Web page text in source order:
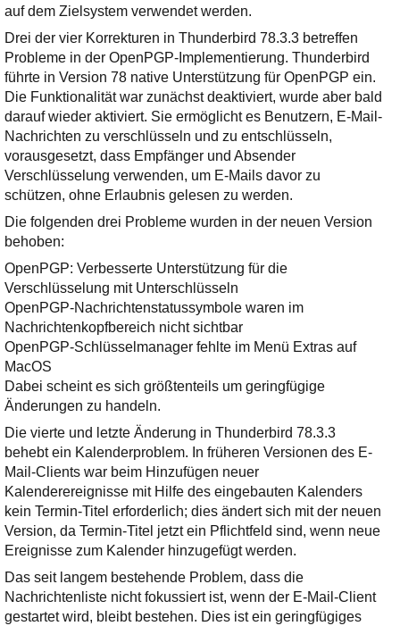
auf dem Zielsystem verwendet werden.
Drei der vier Korrekturen in Thunderbird 78.3.3 betreffen
Probleme in der OpenPGP-Implementierung. Thunderbird
führte in Version 78 native Unterstützung für OpenPGP ein.
Die Funktionalität war zunächst deaktiviert, wurde aber bald
darauf wieder aktiviert. Sie ermöglicht es Benutzern, E-Mail-
Nachrichten zu verschlüsseln und zu entschlüsseln,
vorausgesetzt, dass Empfänger und Absender
Verschlüsselung verwenden, um E-Mails davor zu
schützen, ohne Erlaubnis gelesen zu werden.
Die folgenden drei Probleme wurden in der neuen Version
behoben:
OpenPGP: Verbesserte Unterstützung für die
Verschlüsselung mit Unterschlüsseln
OpenPGP-Nachrichtenstatussymbole waren im
Nachrichtenkopfbereich nicht sichtbar
OpenPGP-Schlüsselmanager fehlte im Menü Extras auf
MacOS
Dabei scheint es sich größtenteils um geringfügige
Änderungen zu handeln.
Die vierte und letzte Änderung in Thunderbird 78.3.3
behebt ein Kalenderproblem. In früheren Versionen des E-
Mail-Clients war beim Hinzufügen neuer
Kalenderereignisse mit Hilfe des eingebauten Kalenders
kein Termin-Titel erforderlich; dies ändert sich mit der neuen
Version, da Termin-Titel jetzt ein Pflichtfeld sind, wenn neue
Ereignisse zum Kalender hinzugefügt werden.
Das seit langem bestehende Problem, dass die
Nachrichtenliste nicht fokussiert ist, wenn der E-Mail-Client
gestartet wird, bleibt bestehen. Dies ist ein geringfügiges